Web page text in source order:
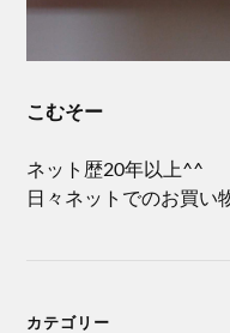
こむそー
ネット歴20年以上^^
日々ネットでのお買い
カテゴリー